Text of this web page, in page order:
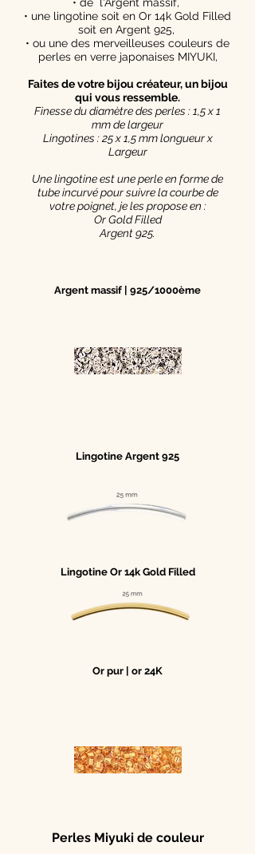
• une lingotine soit en Or 14k Gold Filled
soit en Argent 925,
• ou une des merveilleuses couleurs de
perles en verre japonaises MIYUKI,
Faites de votre bijou créateur, un bijou
qui vous ressemble.
Finesse du diamètre des perles : 1,5 x 1
mm de largeur
Lingotines : 25 x 1,5 mm longueur x
Largeur
Une lingotine est une perle en forme de
tube incurvé pour suivre la courbe de
votre poignet, je les propose en :
Or Gold Filled
Argent 925.
Argent massif | 925/1000ème
Lingotine Argent 925
Lingotine Or 14k Gold Filled
Or pur | or 24K
Perles Miyuki de couleur